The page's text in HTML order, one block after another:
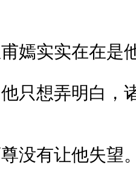
嫣实实在在是
只想弄明白，
没有让他失望